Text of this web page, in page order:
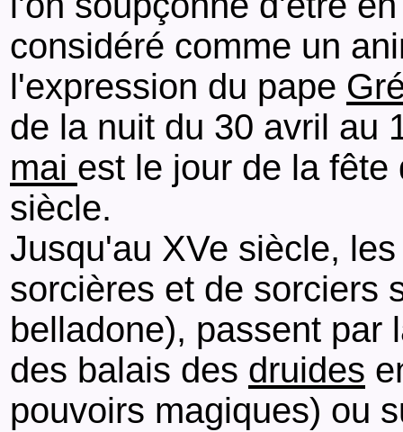
considéré comme un
l'expression du pape
de la nuit du 30 avril au
mai est le jour de la
siècle.
Jusqu'au XVe siècle,
sorcières et de sorciers
belladone), passent par
des balais des druides
pouvoirs magiques) ou